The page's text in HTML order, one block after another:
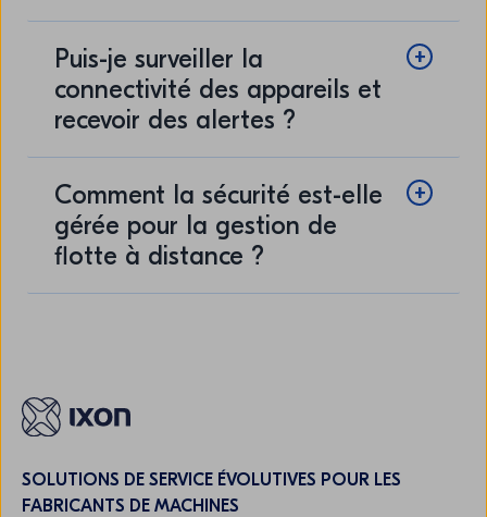
Puis-je surveiller la
connectivité des appareils et
recevoir des alertes ?
Comment la sécurité est-elle
gérée pour la gestion de
flotte à distance ?
SOLUTIONS DE SERVICE ÉVOLUTIVES POUR LES
FABRICANTS DE MACHINES